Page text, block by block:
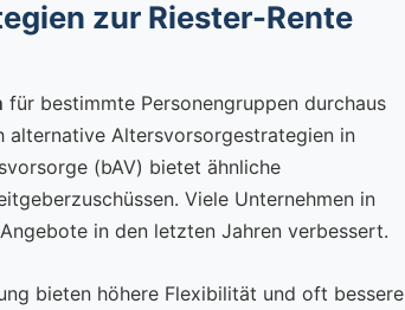
zur Riester-Rente
für bestimmte Personengruppen durchaus
alternative Altersvorsorgestrategien in
(bAV) bietet ähnliche
Viele Unternehmen in
in den letzten Jahren verbessert.
bieten höhere Flexibilität und oft bessere